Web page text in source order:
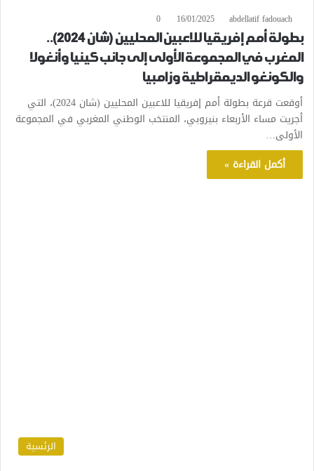
abdellatif fadouach
16/01/2025
0
بطولة أمم إفريقيا للاعبين المحليين (شان 2024)..
المغرب في المجموعة الأولى إلى جانب كينيا وأنغولا
والكونغو الديمقراطية وزامبيا
أوقعت قرعة بطولة أمم إفريقيا للاعبين المحليين (شان 2024)، التي
أجريت مساء الأربعاء بنيروبي، المنتخب الوطني المغربي في المجموعة
الأولى…
أكمل القراءة »
الرئسية